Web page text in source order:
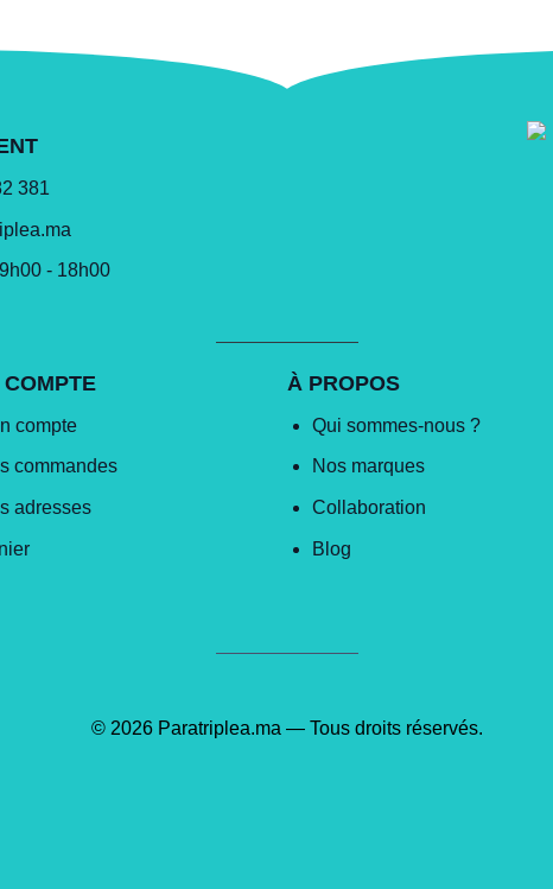
381
- 18h00
COMPTE
compte
commandes
adresses
À PROPOS
Qui sommes-nous ?
Nos marques
Collaboration
Blog
© 2026 Paratriplea.ma — Tous droits réservés.